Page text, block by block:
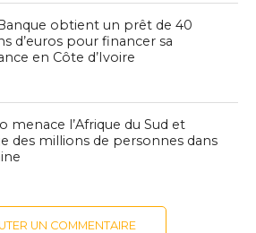
obtient un prêt de 40
d’euros pour financer sa
en Côte d’Ivoire
menace l’Afrique du Sud et
des millions de personnes dans
UN COMMENTAIRE